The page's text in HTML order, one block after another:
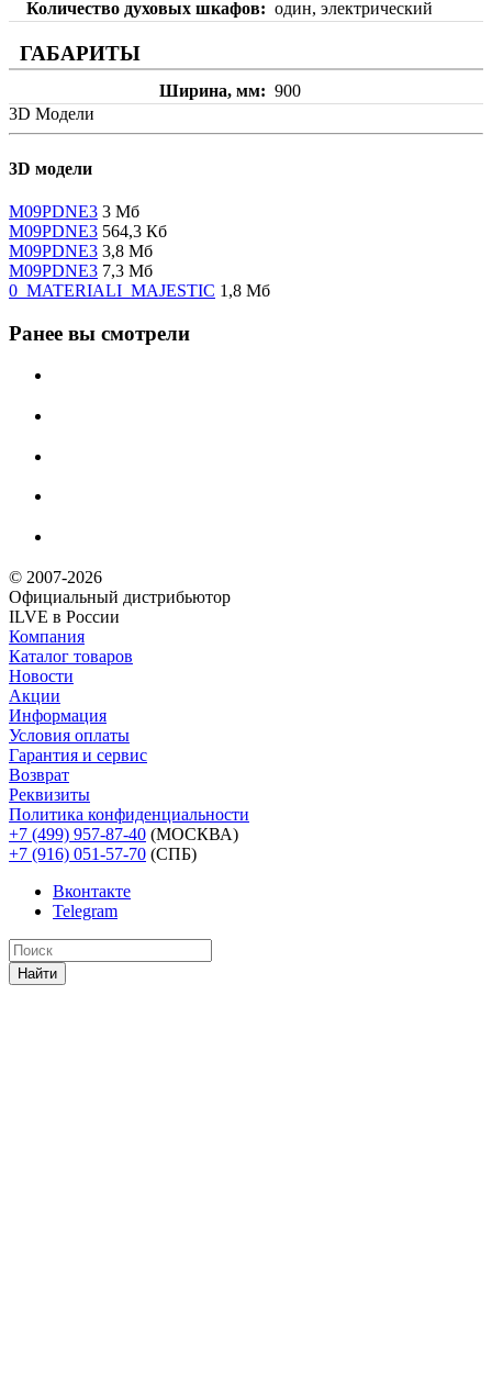
Количество духовых шкафов один, электрический
ГАБАРИТЫ
Ширина, мм
900
3D Модели
3D модели
M09PDNE3 3 Мб
M09PDNE3 564,3 Кб
M09PDNE3 3,8 Мб
M09PDNE3 7,3 Мб
0_MATERIALI_MAJESTIC 1,8 Мб
Ранее вы смотрели
© 2007-2026
Официальный дистрибьютoр
ILVE в России
Компания
Каталог товаров
Новости
Акции
Информация
Условия оплаты
Гарантия и сервис
Возврат
Реквизиты
Политика конфиденциальности
+7 (499) 957-87-40 (МОСКВА)
+7 (916) 051-57-70 (СПБ)
Вконтакте
Telegram
Найти